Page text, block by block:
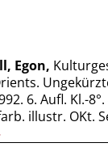
Egon,
6. Aufl. Kl.-
illustr. OKt.